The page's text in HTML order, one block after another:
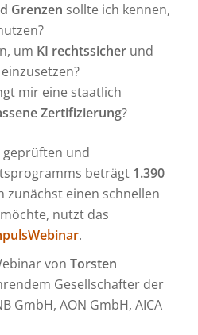
Grenzen sollte ich kennen,
um KI rechtssicher und
mir eine staatlich
Zertifizierung?
geprüften und
beträgt 1.390
zunächst einen schnellen
nutzt das
.
von Torsten
Gesellschafter der
GmbH, AON GmbH, AICA